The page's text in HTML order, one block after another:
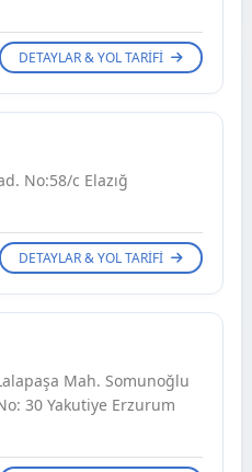
DETAYLAR & YOL TARIFI
No:58/c Elazığ
DETAYLAR & YOL TARIFI
Mah. Somunoğlu
30 Yakutiye Erzurum